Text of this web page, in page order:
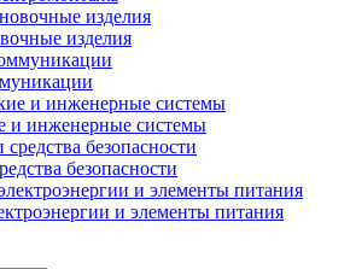
изделия
и инженерные системы
безопасности
и элементы питания